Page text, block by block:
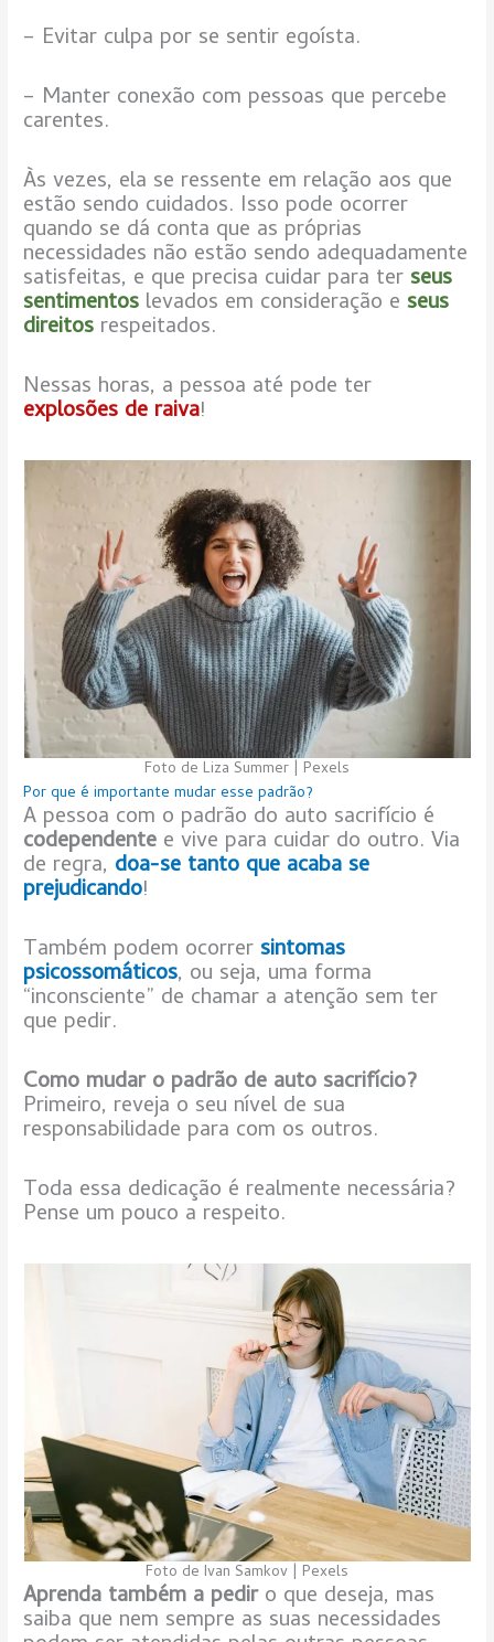
– Evitar culpa por se sentir egoísta.
– Manter conexão com pessoas que percebe
carentes.
Às vezes, ela se ressente em relação aos que
estão sendo cuidados. Isso pode ocorrer
quando se dá conta que as próprias
necessidades não estão sendo adequadamente
satisfeitas, e que precisa cuidar para terseus
sentimentos levados em consideração eseus
direitos respeitados.
Nessas horas, a pessoa até pode ter
explosões de raiva!
Foto de Liza Summer | Pexels
Por que é importante mudar esse padrão?
A pessoa com o padrão do auto sacrifício é
codependente e vive para cuidar do outro. Via
de regra, doa-se tanto que acaba se
prejudicando!
Também podem ocorrersintomas
psicossomáticos, ou seja, uma forma
“inconsciente” de chamar a atenção sem ter
que pedir.
Como mudar o padrão de auto sacrifício?
Primeiro, reveja o seu nível de sua
responsabilidade para com os outros.
Toda essa dedicação é realmente necessária?
Pense um pouco a respeito.
Foto de Ivan Samkov | Pexels
Aprenda também a pediro que deseja, mas
saiba que nem sempre as suas necessidades